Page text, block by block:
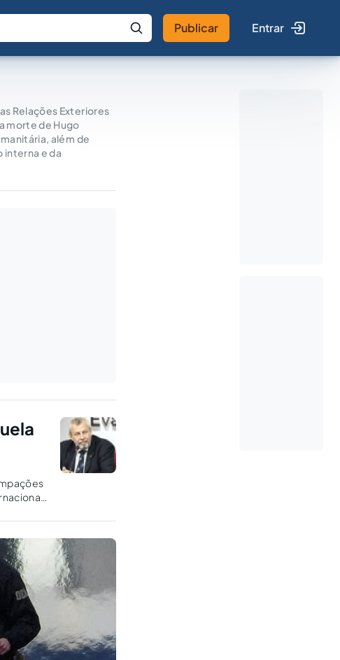
a IA Buscar no Jus
Publicar Entrar
Relações Exteriores
morte de Hugo
além de
e da